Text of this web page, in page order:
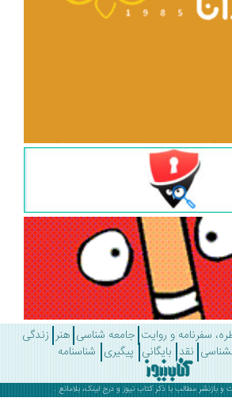
و روایت جامعه شناسی هنر زندگی
نقد بایگانی پیگیری شناسنامه
مطالب با ذکرکتاب نیوز و درج لینک، بلامانع .